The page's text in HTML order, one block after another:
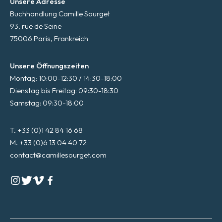
Buchhandlung Camille Sourget
93, rue de Seine
75006 Paris, Frankreich
Unsere Öffnungszeiten
Montag: 10:00-12:30 / 14:30-18:00
Dienstag bis Freitag: 09:30-18:30
Samstag: 09:30-18:00
T. +33 (0)1 42 84 16 68
M. +33 (0)6 13 04 40 72
contact@camillesourget.com